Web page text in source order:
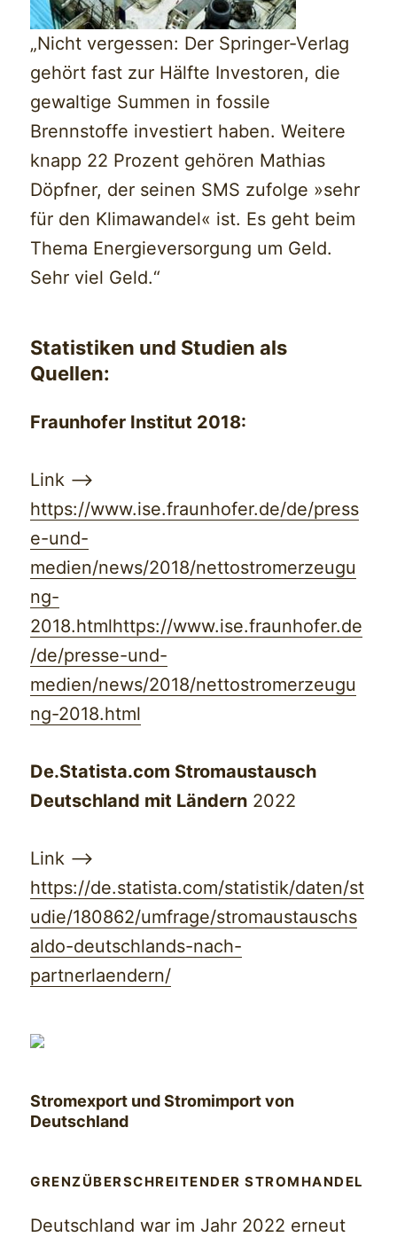
„Nicht vergessen: Der Springer-Verlag
gehört fast zur Hälfte Investoren, die
gewaltige Summen in fossile
Brennstoffe investiert haben. Weitere
knapp 22 Prozent gehören Mathias
Döpfner, der seinen SMS zufolge »sehr
für den Klimawandel« ist. Es geht beim
Thema Energieversorgung um Geld.
Sehr viel Geld.“
Statistiken und Studien als
Quellen:
Fraunhofer Institut 2018:
Link —>
https://www.ise.fraunhofer.de/de/press
e-und-
medien/news/2018/nettostromerzeugu
ng-
2018.htmlhttps://www.ise.fraunhofer.de
/de/presse-und-
medien/news/2018/nettostromerzeugu
ng-2018.html
De.Statista.com Stromaustausch
Deutschland mit Ländern 2022
Link —>
https://de.statista.com/statistik/daten/st
udie/180862/umfrage/stromaustauschs
aldo-deutschlands-nach-
partnerlaendern/
Stromexport und Stromimport von
Deutschland
GRENZÜBERSCHREITENDER STROMHANDEL
Deutschland war im Jahr 2022 erneut